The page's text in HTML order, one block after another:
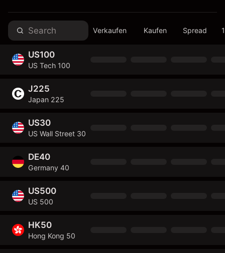
Verkaufen Kaufen Spread
US100
US Tech 100
J225
Japan 225
US30
US Wall Street 30
DE40
Germany 40
US500
US 500
HK50
Hong Kong 50